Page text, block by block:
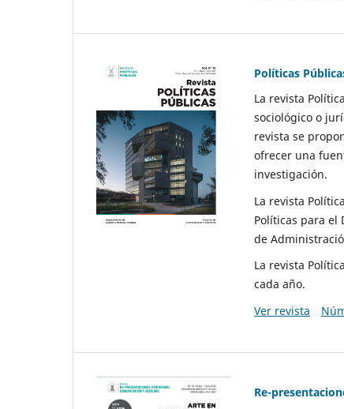
Políticas
La revista
sociológico o
revista se
ofrecer una
investigación.
La revista
Políticas para el
de
La revista
cada año.
Ver revista
Re-